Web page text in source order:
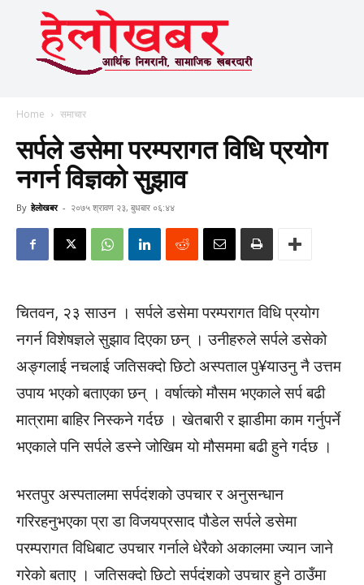
Home समाचार
सर्पले डसेमा परम्परागत विधि प्रयोग
नगर्न विज्ञको सुझाव
By हेलाेखबर - २०७५ श्रावण २३, बुधबार ०६:४४
चितवन, २३ साउन । सर्पले डसेमा परम्परागत विधि प्रयोग
नगर्न विशेषज्ञले सुझाव दिएका छन् । उनीहरुले सर्पले डसेको
अङ्गलाई नचलाई जतिसक्दो छिटो अस्पताल पु¥याउनु नै उत्तम
उपाय भएको बताएका छन् । वर्षात्को मौसम भएकाले सर्प बढी
मात्रामा बाहिर निस्कने गर्दछ । खेतबारी र झाडीमा काम गर्नुपर्ने
भएकाले पनि सर्पले डस्ने जोखिम यो मौसममा बढी हुने गर्दछ ।
भरतपुर अस्पतालमा सर्पदंशको उपचार र अनुसन्धान
गरिरहनुभएका प्रा डा विजयप्रसाद पौडेल सर्पले डसेमा
परम्परागत विधिबाट उपचार गर्नाले धेरैको अकालमा ज्यान जाने
गरेको बताए । जतिसक्दो छिटो सर्पदंशको उपचार हुने ठाउँमा